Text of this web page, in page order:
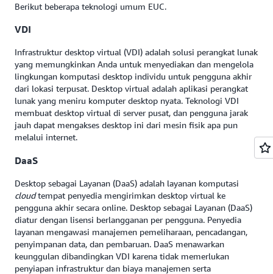
Berikut beberapa teknologi umum EUC.
VDI
Infrastruktur desktop virtual (VDI) adalah solusi perangkat lunak
yang memungkinkan Anda untuk menyediakan dan mengelola
lingkungan komputasi desktop individu untuk pengguna akhir
dari lokasi terpusat. Desktop virtual adalah aplikasi perangkat
lunak yang meniru komputer desktop nyata. Teknologi VDI
membuat desktop virtual di server pusat, dan pengguna jarak
jauh dapat mengakses desktop ini dari mesin fisik apa pun
melalui internet.
DaaS
Desktop sebagai Layanan (DaaS) adalah layanan komputasi
cloudtempat penyedia mengirimkan desktop virtual ke
pengguna akhir secara online. Desktop sebagai Layanan (DaaS)
diatur dengan lisensi berlangganan per pengguna. Penyedia
layanan mengawasi manajemen pemeliharaan, pencadangan,
penyimpanan data, dan pembaruan. DaaS menawarkan
keunggulan dibandingkan VDI karena tidak memerlukan
penyiapan infrastruktur dan biaya manajemen serta